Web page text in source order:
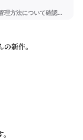
新作。